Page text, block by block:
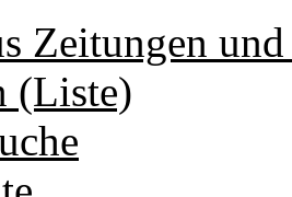
Zeitungen
(Liste)